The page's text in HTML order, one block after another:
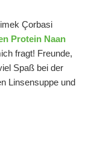
Çorbasi
Protein Naan
fragt! Freunde,
Spaß bei der
Linsensuppe und